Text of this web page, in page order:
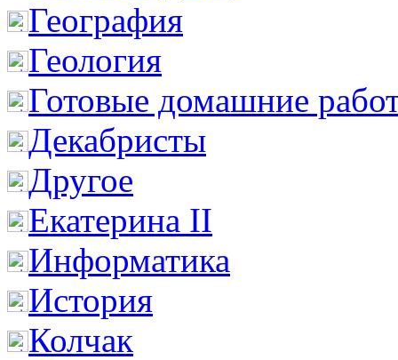
География
Геология
Готовые домашние
Декабристы
Другое
Екатерина II
Информатика
История
Колчак